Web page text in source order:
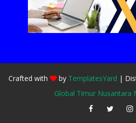
Crafted with by TemplatesYard |
Global Timur Nusantara